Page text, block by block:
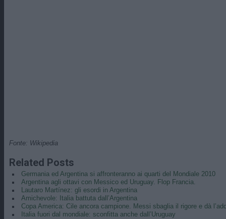
Fonte: Wikipedia
Related Posts
Germania ed Argentina si affronteranno ai quarti del Mondiale 2010
Argentina agli ottavi con Messico ed Uruguay. Flop Francia.
Lautaro Martínez: gli esordi in Argentina
Amichevole: Italia battuta dall’Argentina
Copa America: Cile ancora campione. Messi sbaglia il rigore e dà
Italia fuori dal mondiale: sconfitta anche dall’Uruguay